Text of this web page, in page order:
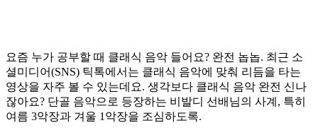
요즘 누가 공부할 때 클래식 음악 들어요? 완전 놉놉. 최근 소
셜미디어(SNS) 틱톡에서는 클래식 음악에 맞춰 리듬을 타는
영상을 자주 볼 수 있는데요. 생각보다 클래식 음악 완전 신나
잖아요? 단골 음악으로 등장하는 비발디 선배님의 사계, 특히
여름 3악장과 겨울 1악장을 조심하도록.